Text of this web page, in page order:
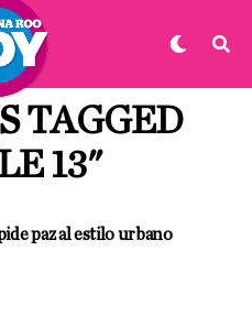
TAGGED
13"
paz al estilo urbano